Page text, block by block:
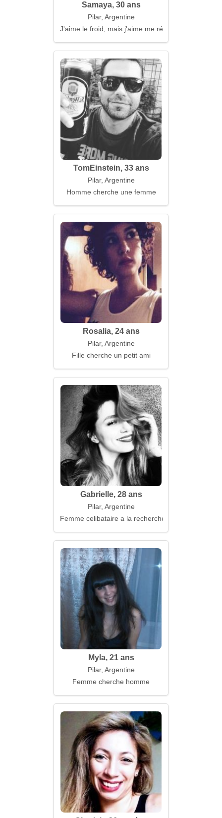
Samaya, 30 ans
Pilar, Argentine
J'aime le froid, mais j'aime me réchauffer avec toi
TomEinstein, 33 ans
Pilar, Argentine
Homme cherche une femme
Rosalia, 24 ans
Pilar, Argentine
Fille cherche un petit ami
Gabrielle, 28 ans
Pilar, Argentine
Femme celibataire a la recherche d'un mari
Myla, 21 ans
Pilar, Argentine
Femme cherche homme